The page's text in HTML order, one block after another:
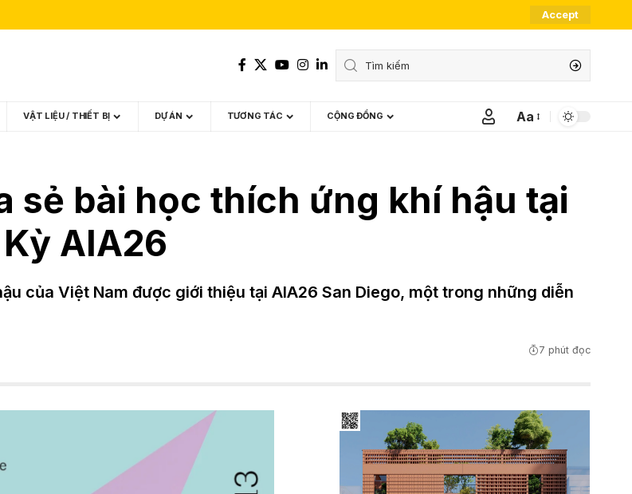
Accept
VẬT LIỆU / THIẾT BỊ DỰ ÁN TƯƠNG TÁC CỘNG ĐỒNG
Font
Aa
sẻ bài học thích ứng khí hậu tại
AIA26
của Việt Nam được giới thiệu tại AIA26 San Diego, một trong những diễn
7 phút đọc